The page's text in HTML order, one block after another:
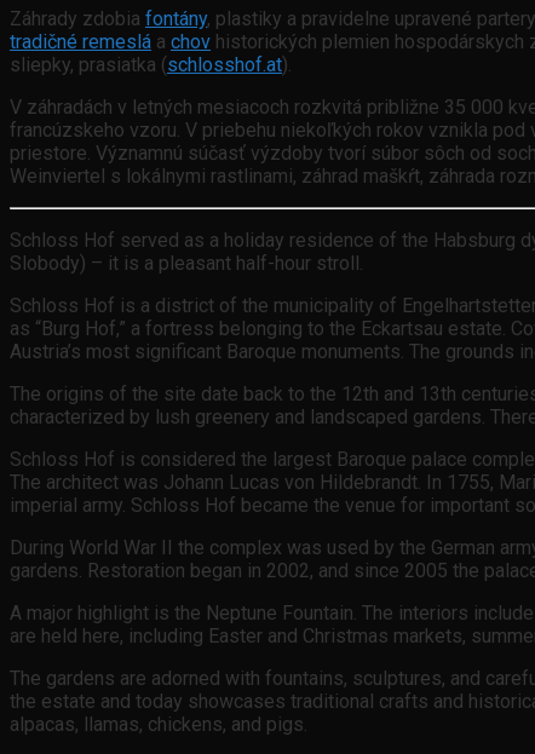
Záhrady zdobia fontány, plastiky a pravidelne upravené
tradičné remeslá a chov historických plemien hospodárskych
sliepky, prasiatka (schlosshof.at).
V záhradách v letných mesiacoch rozkvitá približne 35 000
francúzskeho vzoru. V priebehu niekoľkých rokov vznikla pod
priestore. Významnú súčasť výzdoby tvorí súbor sôch od
Weinviertel s lokálnymi rastlinami, záhrad maškŕt, záhrada
Schloss Hof served as a holiday residence of the Habsburg
Slobody) – it is a pleasant half-hour stroll.
Schloss Hof is a district of the municipality of
as “Burg Hof,” a fortress belonging to the Eckartsau estate.
Austria’s most significant Baroque monuments. The
The origins of the site date back to the 12th and 13th
characterized by lush greenery and landscaped gardens.
Schloss Hof is considered the largest Baroque palace
The architect was Johann Lucas von Hildebrandt. In 1755,
imperial army. Schloss Hof became the venue for important
During World War II the complex was used by the German
gardens. Restoration began in 2002, and since 2005 the
A major highlight is the Neptune Fountain. The interiors
are held here, including Easter and Christmas markets,
The gardens are adorned with fountains, sculptures, and
the estate and today showcases traditional crafts and
alpacas, llamas, chickens, and pigs.